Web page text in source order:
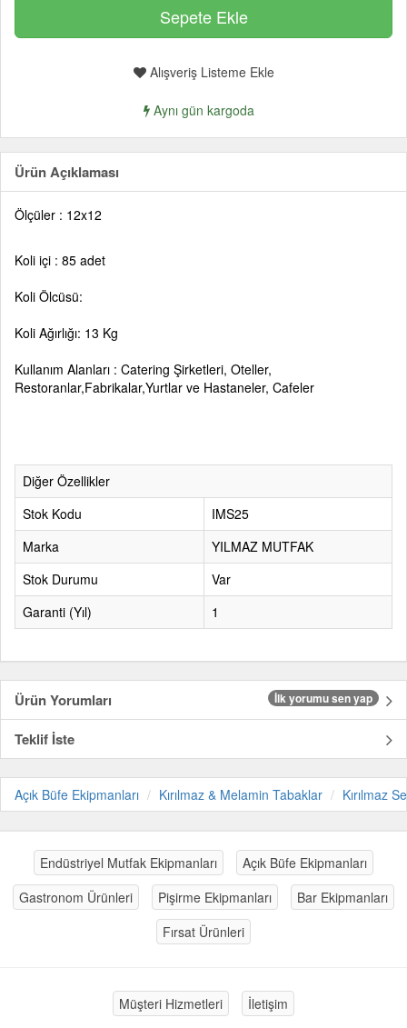
Alışveriş Listeme Ekle
Aynı gün kargoda
Ürün Açıklaması
Ölçüler : 12x12
Koli içi : 85 adet
Koli Ölcüsü:
Koli Ağırlığı: 13 Kg
Kullanım Alanları : Catering Şirketleri, Oteller,
Restoranlar,Fabrikalar,Yurtlar ve Hastaneler, Cafeler
Diğer Özellikler
Stok Kodu
IMS25
Marka
YILMAZ MUTFAK
Stok Durumu
Var
Garanti (Yıl)
1
Ürün Yorumları İlk yorumu sen yap
Teklif İste
Açık Büfe Ekipmanları Kırılmaz & Melamin Tabaklar Kırılmaz
Endüstriyel Mutfak Ekipmanları
Açık Büfe Ekipmanları
Gastronom Ürünleri
Pişirme Ekipmanları
Bar Ekipmanları
Fırsat Ürünleri
Müşteri Hizmetleri İletişim